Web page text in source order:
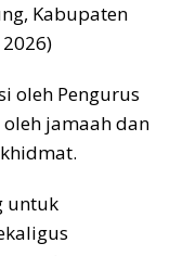
Kabupaten
oleh Pengurus
jamaah dan
untuk